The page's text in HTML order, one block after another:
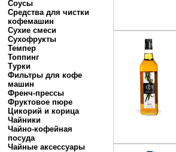
Соусы
Средства для чистки
кофемашин
Сухие смеси
Сухофрукты
Темпер
Топпинг
Турки
Фильтры для кофе
машин
Френч-прессы
Фруктовое пюре
Цикорий и корица
Чайники
Чайно-кофейная
посуда
Чайные аксессуары